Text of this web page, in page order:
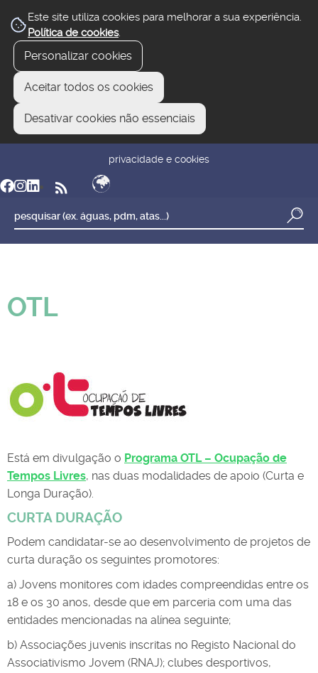
Este site utiliza cookies para melhorar a sua experiência.
Política de cookies.
Personalizar cookies
Aceitar todos os cookies
Desativar cookies não essenciais
privacidade e cookies
OTL
Está em divulgação o Programa OTL – Ocupação de
Tempos Livres, nas duas modalidades de apoio (Curta e
Longa Duração).
CURTA DURAÇÃO
Podem candidatar-se ao desenvolvimento de projetos de
curta duração os seguintes promotores:
a) Jovens monitores com idades compreendidas entre os
18 e os 30 anos, desde que em parceria com uma das
entidades mencionadas na alínea seguinte;
b) Associações juvenis inscritas no Registo Nacional do
Associativismo Jovem (RNAJ); clubes desportivos,